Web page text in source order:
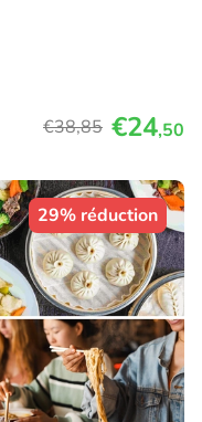
€38,85 €24,50
29% réduction